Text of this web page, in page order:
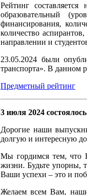
Рейтинг
образовательный
финансирования,
количество
направлении и
23.05.2024 были
транспорта». В данном
Предметный рейтинг
3 июля 2024
Дорогие наши
долгую и интересную
Мы гордимся тем, что
жизни. Будьте упорны,
Ваши успехи – это и
Желаем всем Вам,